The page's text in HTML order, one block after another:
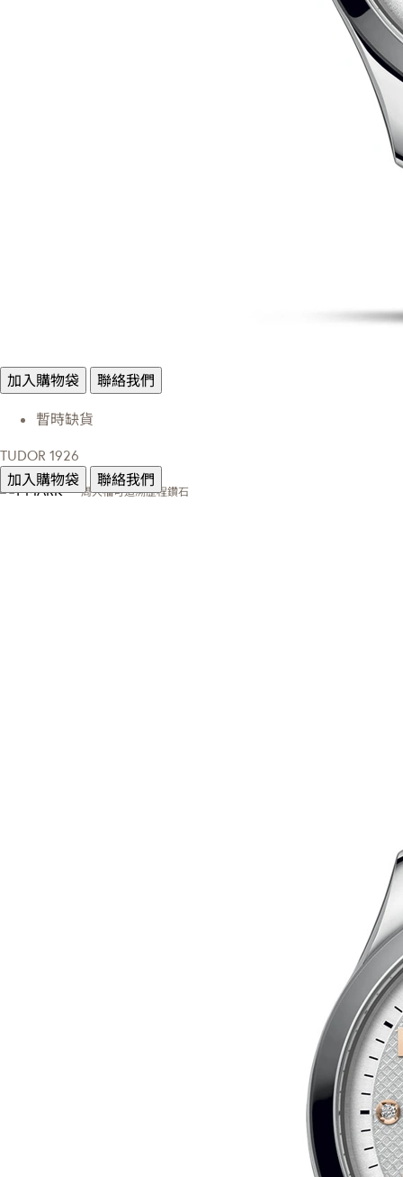
加入購物袋 聯絡我們
暫時缺貨
TUDOR 1926
加入購物袋
聯絡我們
周大福可追溯歷程鑽石